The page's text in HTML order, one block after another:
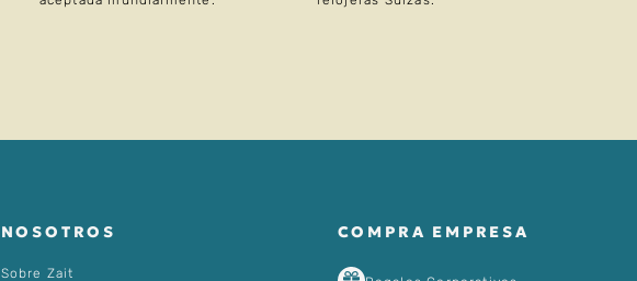
NOSOTROS
Sobre Zait
COMPRA EMPRESA